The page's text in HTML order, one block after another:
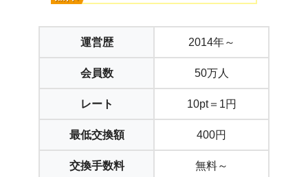
運営歴 2014年～
会員数 50万人
レート 10pt＝1円
最低交換額 400円
交換手数料 無料～